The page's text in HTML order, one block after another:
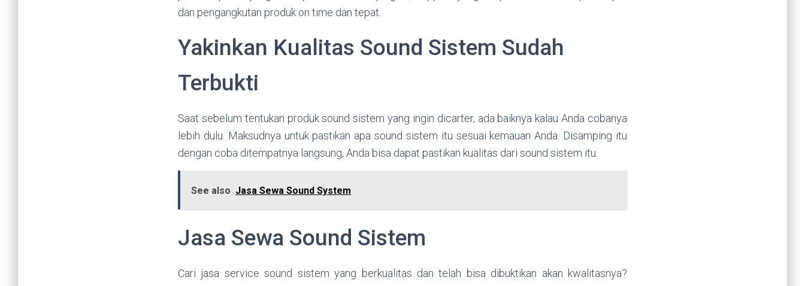
dan pengangkutan produk on time dan tepat.
Yakinkan Kualitas Sound Sistem Sudah
Terbukti
Saat sebelum tentukan produk sound sistem yang ingin dicarter, ada baiknya kalau Anda cobanya
lebih dulu. Maksudnya untuk pastikan apa sound sistem itu sesuai kemauan Anda. Disamping itu
dengan coba ditempatnya langsung, Anda bisa dapat pastikan kualitas dari sound sistem itu.
See also Jasa Sewa Sound System
Jasa Sewa Sound Sistem
Cari jasa service sound sistem yang berkualitas dan telah bisa dibuktikan akan kwalitasnya?